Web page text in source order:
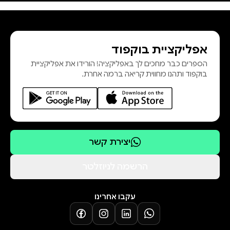
רייכמן. הצצה לספר
אפליקציית בוקפוד
הספרים כבר מחכים לך באפליקציה! הורידו את אפליקציית
בוקפוד ותהנו מחווית קריאה ברמה אחרת.
יצירת קשר
עקבו אחרינו